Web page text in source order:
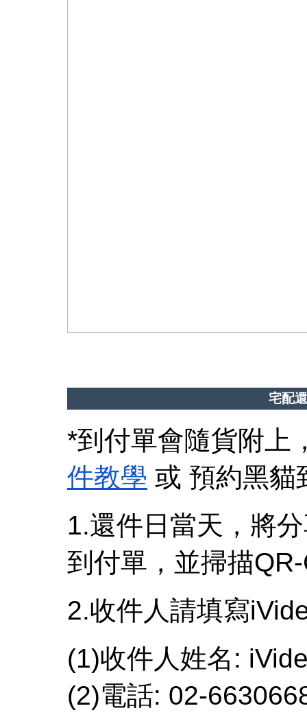
宅配
*到付單會隨貨附上
件教學 或 預約黑貓
1.還件日當天，將
到付單，並掃描
2.收件人請填寫
(1)收件人姓名:
(2)電話: 02-